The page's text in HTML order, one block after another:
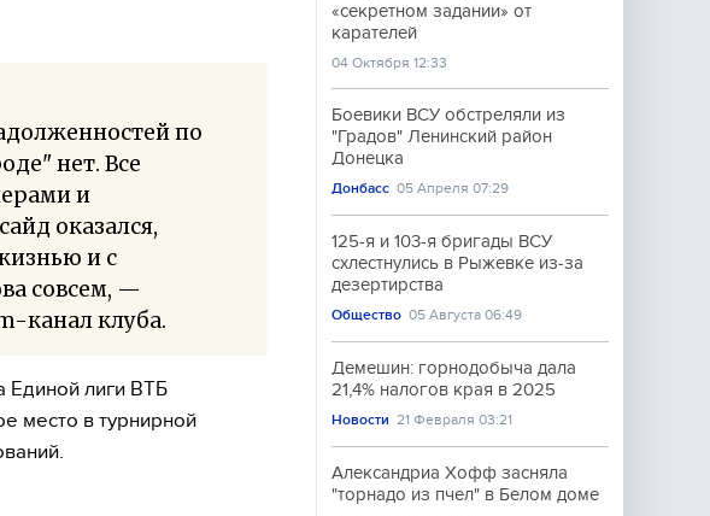
по
нет. Все
и
оказался,
и с
совсем, —
канал клуба.
Единой лиги ВТБ
место в турнирной
«секретном задании» от
карателей
04 Октября 12:33
Боевики ВСУ обстреляли из
"Градов" Ленинский район
Донецка
Донбасс 05 Апреля 07:29
125-я и 103-я бригады ВСУ
схлестнулись в Рыжевке из-за
дезертирства
Общество 05 Августа 06:49
Демешин: горнодобыча дала
21,4% налогов края в 2025
Новости 21 Февраля 03:21
Александриа Хофф засняла
"торнадо из пчел" в Белом доме